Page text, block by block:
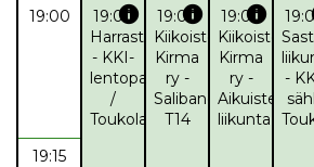
19:00
19:00info
Harrasteryhmä
- KKI-
lentopallo
/
Toukola
19:00info
Kiikoisten
Kirma
ry -
Salibandy
T14
19:00info
Kiikoisten
Kirma
ry -
Aikuisten
liikunta
-
19:15